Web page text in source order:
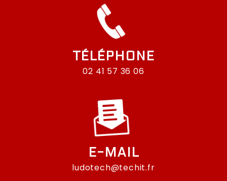
TÉLÉPHONE
02 41 57 36 06
E-MAIL
ludotech@techit.fr